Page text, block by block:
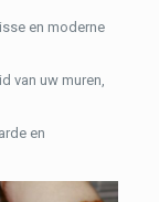
en moderne
van uw muren,
en